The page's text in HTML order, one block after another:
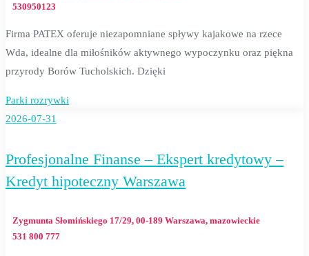
530950123
Firma PATEX oferuje niezapomniane spływy kajakowe na rzece
Wda, idealne dla miłośników aktywnego wypoczynku oraz piękna
przyrody Borów Tucholskich. Dzięki
Parki rozrywki
2026-07-31
Profesjonalne Finanse – Ekspert kredytowy –
Kredyt hipoteczny Warszawa
Zygmunta Słomińskiego 17/29, 00-189 Warszawa, mazowieckie
531 800 777